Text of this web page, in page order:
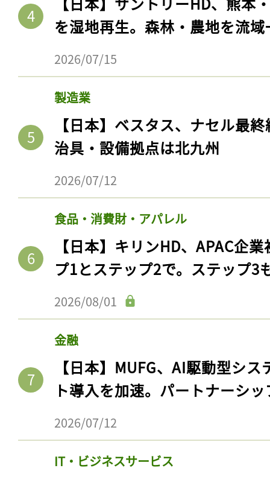
を湿地再生。森林・農地を流
2026/07/15
製造業
【日本】ベスタス、ナセル最
治具・設備拠点は北九州
2026/07/12
食品・消費財・アパレル
【日本】キリンHD、APAC企
プ1とステップ2で。ステップ3
2026/08/01
金融
【日本】MUFG、AI駆動型シ
ト導入を加速。パートナーシ
2026/07/12
IT・ビジネスサービス